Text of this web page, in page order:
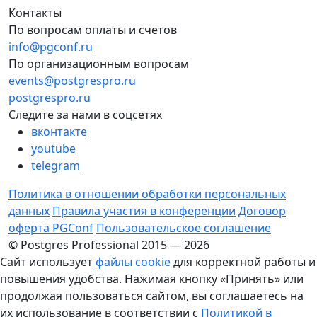
Контакты
По вопросам оплаты и счетов
info@pgconf.ru
По организационным вопросам
events@postgrespro.ru
postgrespro.ru
Следите за нами в соцсетях
вконтакте
youtube
telegram
Политика в отношении обработки персональных
данных Правила участия в конференции Договор
оферта PGConf Пользовательское соглашение
© Postgres Professional 2015 — 2026
Сайт используетфайлы cookieдля корректной работы и
повышения удобства. Нажимая кнопку «Принять» или
продолжая пользоваться сайтом, вы соглашаетесь на
их использование в соответствии с Политикой в